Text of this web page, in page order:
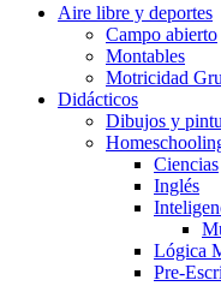
Aire libre y deportes
Campo abierto
Montables
Motricidad
Didácticos
Dibujos y
Ciencias
Inglés
Lógica
Pre-